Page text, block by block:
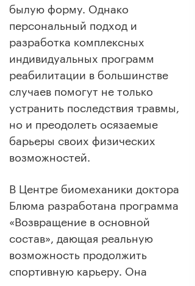
былую форму. Однако
персональный подход и
разработка комплексных
индивидуальных программ
реабилитации в большинстве
случаев помогут не только
устранить последствия травмы,
но и преодолеть осязаемые
барьеры своих физических
возможностей.
В Центре биомеханики доктора
Блюма разработана программа
«Возвращение в основной
состав», дающая реальную
возможность продолжить
спортивную карьеру. Она